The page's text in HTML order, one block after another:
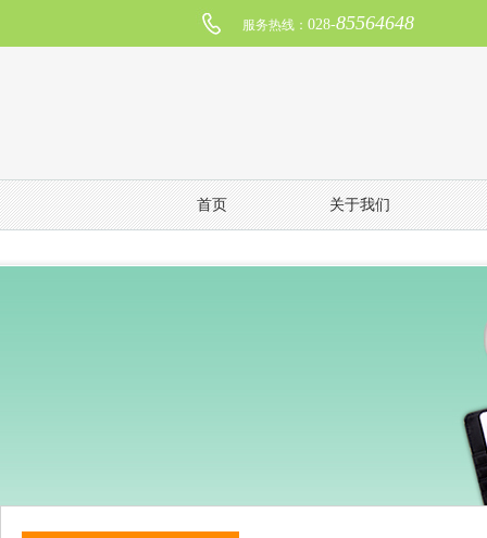
服务热线： 028-85564648
首页 关于我们